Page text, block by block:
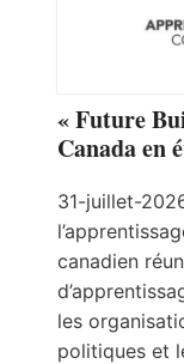
« Future
Canada en
31-juillet-
canadien
les
politiques et